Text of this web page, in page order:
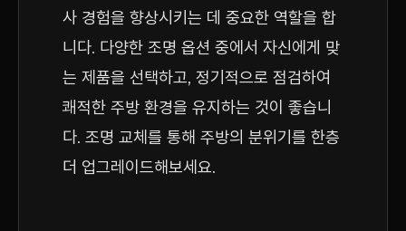
사 경험을 향상시키는 데 중요한 역할을 합
니다. 다양한 조명 옵션 중에서 자신에게 맞
는 제품을 선택하고, 정기적으로 점검하여
쾌적한 주방 환경을 유지하는 것이 좋습니
다. 조명 교체를 통해 주방의 분위기를 한층
더 업그레이드해보세요.